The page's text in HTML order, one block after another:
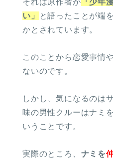
い」
と語ったことが端
かとされています。
このことから恋愛事情
ないのです。
しかし、気になるのは
味の男性クルーはナミ
いうことです。
実際のところ、 ナミを